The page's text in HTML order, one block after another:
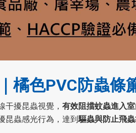
橘色PVC防蟲條
干擾昆蟲視覺， 有效阻擋蚊蟲進入
昆蟲感光行為，達到驅蟲與防止飛